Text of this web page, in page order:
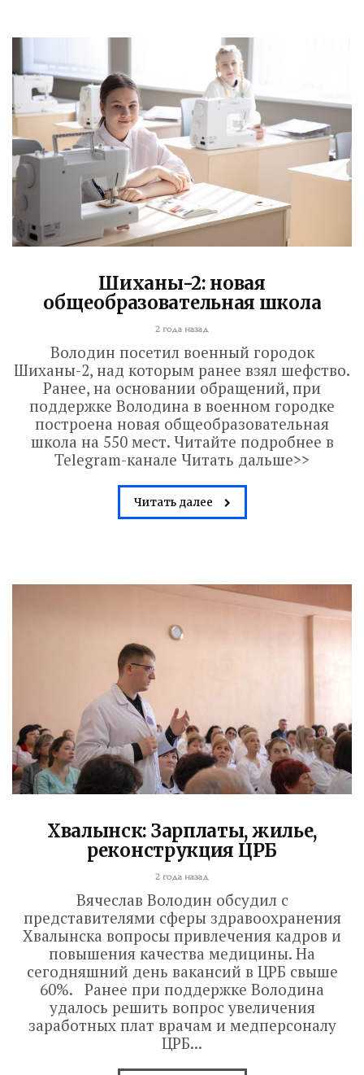
Шиханы-2: новая
общеобразовательная школа
2 года назад
Володин посетил военный городок
Шиханы-2, над которым ранее взял шефство.
Ранее, на основании обращений, при
поддержке Володина в военном городке
построена новая общеобразовательная
школа на 550 мест. Читайте подробнее в
Telegram-канале Читать дальше>>
Читать далее
Хвалынск: Зарплаты, жилье,
реконструкция ЦРБ
2 года назад
Вячеслав Володин обсудил с
представителями сферы здравоохранения
Хвалынска вопросы привлечения кадров и
повышения качества медицины. На
сегодняшний день вакансий в ЦРБ свыше
60%. Ранее при поддержке Володина
удалось решить вопрос увеличения
заработных плат врачам и медперсоналу
ЦРБ...
Володин: 31 августа
РАБОТЫ БУДУТ
ЗАВЕРШЕНЫ
5 дней назад
Вячеслав Володин посетил высшее
артиллерийское командное училище в
Саратове. В настоящее время на
завершающий этап вышла
реконструкция крытого бассейна и
строительство открытого всепогодного
Read More